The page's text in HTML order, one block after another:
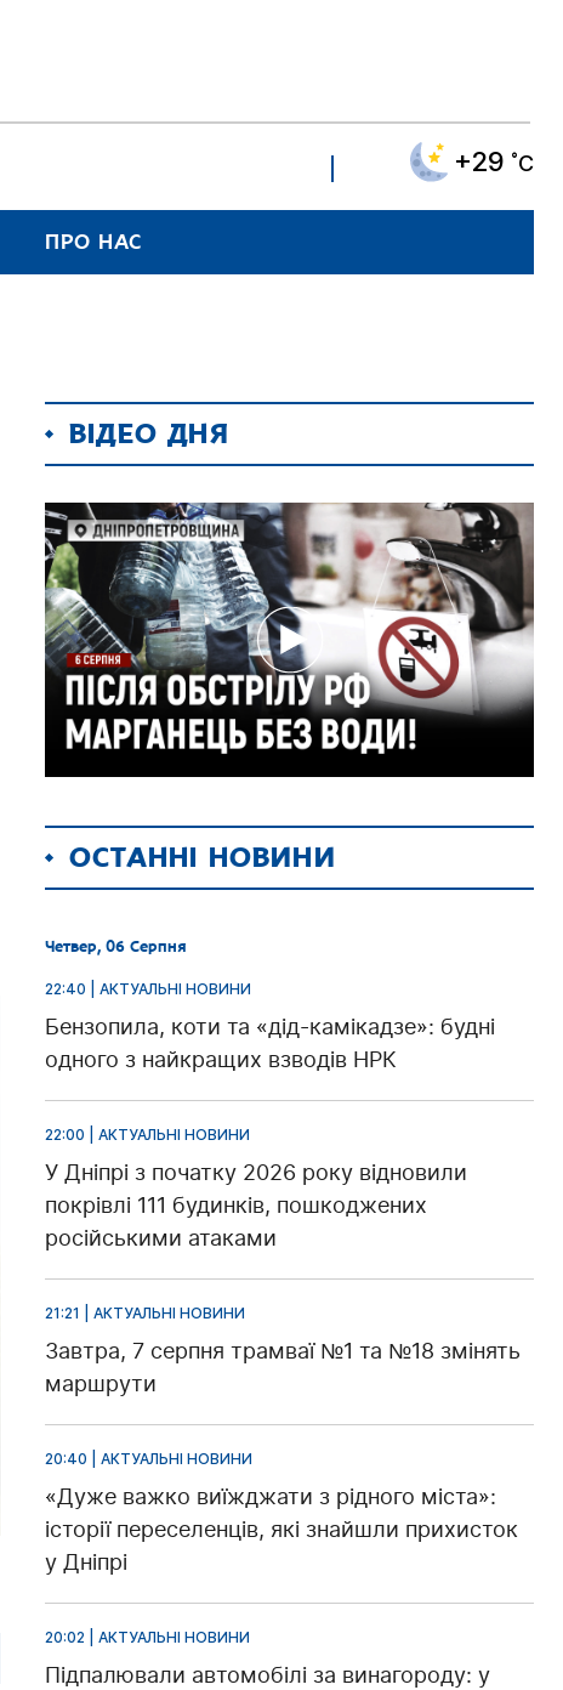
+29 ˚C
ПРО НАС
ВІДЕО ДНЯ
ОСТАННІ НОВИНИ
Четвер, 06 Серпня
22:40 | АКТУАЛЬНІ НОВИНИ
Бензопила, коти та «дід-камікадзе»: будні
одного з найкращих взводів НРК
22:00 | АКТУАЛЬНІ НОВИНИ
У Дніпрі з початку 2026 року відновили
покрівлі 111 будинків, пошкоджених
російськими атаками
21:21 | АКТУАЛЬНІ НОВИНИ
Завтра, 7 серпня трамваї №1 та №18 змінять
маршрути
20:40 | АКТУАЛЬНІ НОВИНИ
«Дуже важко виїжджати з рідного міста»:
історії переселенців, які знайшли прихисток
у Дніпрі
20:02 | АКТУАЛЬНІ НОВИНИ
Підпалювали автомобілі за винагороду: у